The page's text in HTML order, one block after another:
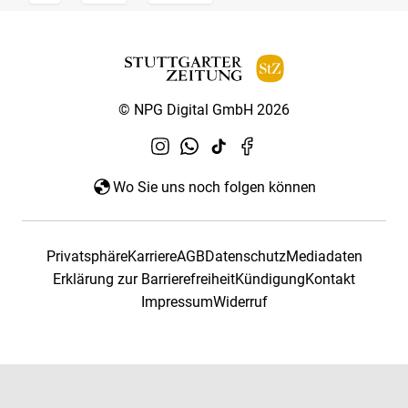
© NPG Digital GmbH 2026
Wo Sie uns noch folgen können
PrivatsphäreKarriereAGBDatenschutzMediadaten
Erklärung zur BarrierefreiheitKündigungKontakt
ImpressumWiderruf